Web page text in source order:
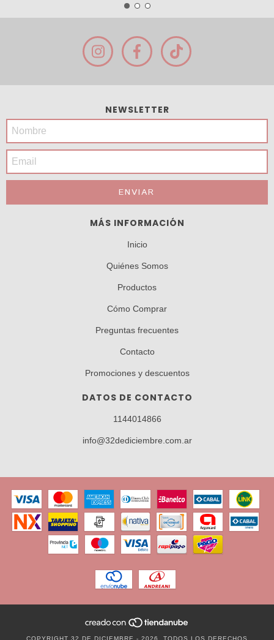
NEWSLETTER
MÁS INFORMACIÓN
Inicio
Quiénes Somos
Productos
Cómo Comprar
Preguntas frecuentes
Contacto
Promociones y descuentos
DATOS DE CONTACTO
1144014866
info@32dediciembre.com.ar
COPYRIGHT 32 DE DICIEMBRE - 2026. TODOS LOS DERECHOS